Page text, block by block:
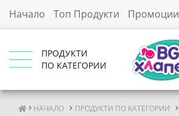
Начало Топ Продукти Промоции
ПРОДУКТИ
ПО КАТЕГОРИИ
НАЧАЛО ПРОДУКТИ ПО КАТЕГОРИИ